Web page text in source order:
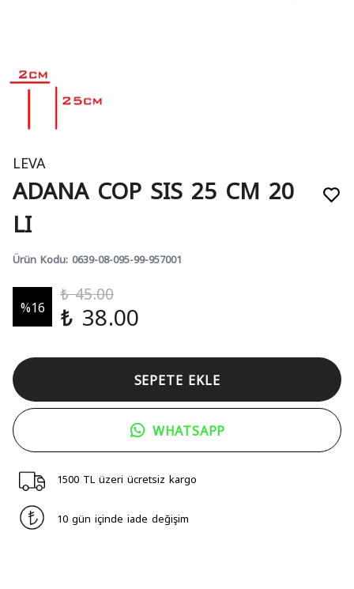
LEVA
ADANA COP SIS 25 CM 20
LI
Ürün Kodu: 0639-08-095-99-957001
%16
₺ 45.00
₺ 38.00
SEPETE EKLE
WHATSAPP
1500 TL üzeri ücretsiz kargo
10 gün içinde iade değişim